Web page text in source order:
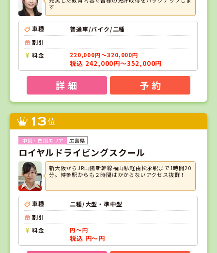
す
車種
普通車/バイク/二種
割引
料金
220,000円～320,000円
税込 242,000円～352,000円
詳 細 予 約
13位
広島県
ロイヤルドライビングスクール
新大阪からJR山陽新幹線福山駅経由松永駅まで1時間20
分。博多駅からも２時間はかからないアクセス抜群！
車種
二種/大型・準中型
割引
料金
円～円
税込 円～円